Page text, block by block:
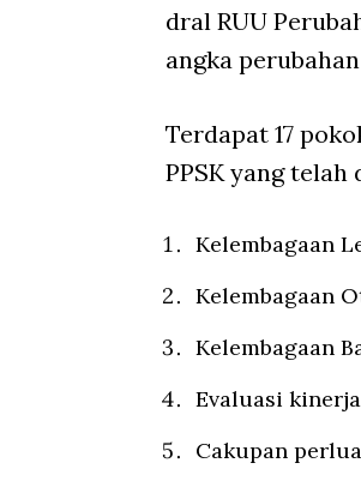
dral RUU
angka
Terdapat 17
PPSK yang
Kelembagaan
Kelembagaan
Kelembagaan
Evaluasi kinerja
Cakupan